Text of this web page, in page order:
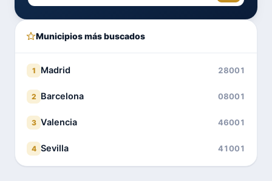
Municipios más buscados
1 Madrid 28001
2 Barcelona 08001
3 Valencia 46001
4 Sevilla 41001